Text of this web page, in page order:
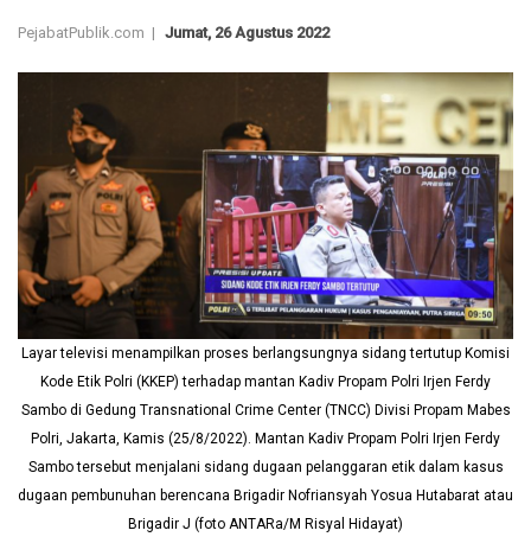
PejabatPublik.com | Jumat, 26 Agustus 2022
Layar televisi menampilkan proses berlangsungnya sidang tertutup Komisi
Kode Etik Polri (KKEP) terhadap mantan Kadiv Propam Polri Irjen Ferdy
Sambo di Gedung Transnational Crime Center (TNCC) Divisi Propam Mabes
Polri, Jakarta, Kamis (25/8/2022). Mantan Kadiv Propam Polri Irjen Ferdy
Sambo tersebut menjalani sidang dugaan pelanggaran etik dalam kasus
dugaan pembunuhan berencana Brigadir Nofriansyah Yosua Hutabarat atau
Brigadir J (foto ANTARa/M Risyal Hidayat)